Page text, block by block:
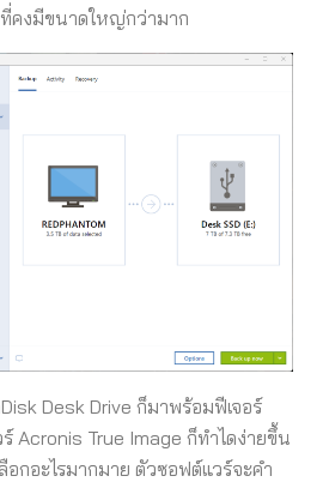
คงมีขนาดใหญ่กว่ามาก
Desk Drive ก็มาพร้อมฟีเจอร์
Acronis True Image ก็ทำไดง่ายขึ้น
อกอะไรมากมาย ตัวซอฟต์แวร์จะคำ